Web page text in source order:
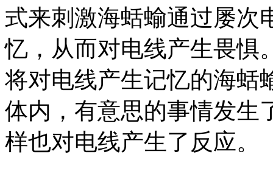
式来刺激海蛞蝓通过屡次
忆，从而对电线产生畏惧
将对电线产生记忆的海蛞
体内，有意思的事情发生
样也对电线产生了反应。